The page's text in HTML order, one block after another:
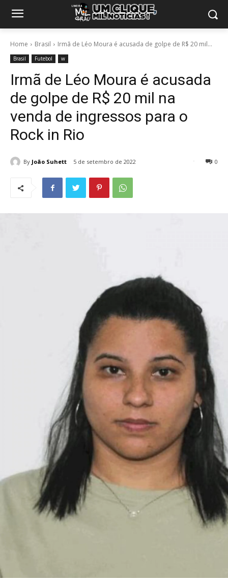
Home Brasil Irmã de Léo Moura é acusada de golpe de R$ 20 mil...
Brasil Futebol w
Irmã de Léo Moura é acusada
de golpe de R$ 20 mil na
venda de ingressos para o
Rock in Rio
By João Suhett 5 de setembro de 2022 0